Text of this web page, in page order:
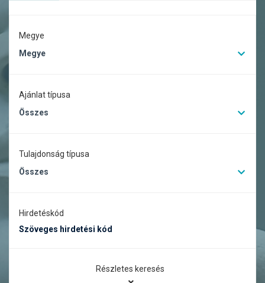
Megye
Megye
Ajánlat típusa
Összes
Tulajdonság típusa
Összes
Hirdetéskód
Részletes keresés